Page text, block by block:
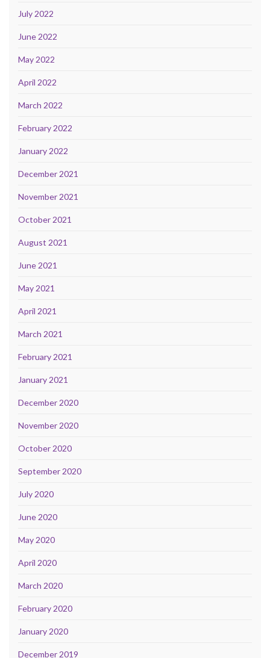
July 2022
June 2022
May 2022
April 2022
March 2022
February 2022
January 2022
December 2021
November 2021
October 2021
August 2021
June 2021
May 2021
April 2021
March 2021
February 2021
January 2021
December 2020
November 2020
October 2020
September 2020
July 2020
June 2020
May 2020
April 2020
March 2020
February 2020
January 2020
December 2019